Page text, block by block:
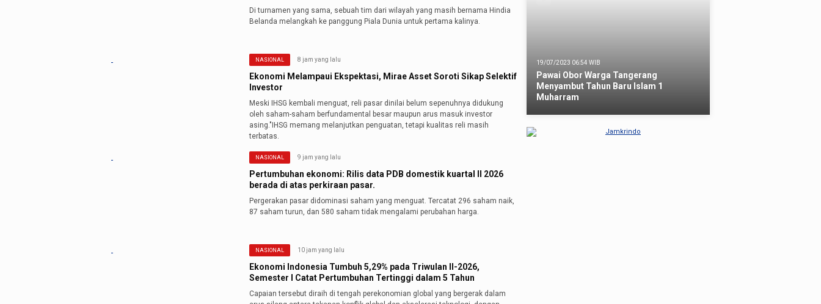
Di turnamen yang sama, sebuah tim dari wilayah yang masih bernama Hindia
Belanda melangkah ke panggung Piala Dunia untuk pertama kalinya.
NASIONAL 8 jam yang lalu
Ekonomi Melampaui Ekspektasi, Mirae Asset Soroti Sikap Selektif
Investor
Meski IHSG kembali menguat, reli pasar dinilai belum sepenuhnya didukung
oleh saham-saham berfundamental besar maupun arus masuk investor
asing."IHSG memang melanjutkan penguatan, tetapi kualitas reli masih
terbatas.
NASIONAL 9 jam yang lalu
Pertumbuhan ekonomi: Rilis data PDB domestik kuartal II 2026
berada di atas perkiraan pasar.
Pergerakan pasar didominasi saham yang menguat. Tercatat 296 saham naik,
87 saham turun, dan 580 saham tidak mengalami perubahan harga.
NASIONAL 10 jam yang lalu
Ekonomi Indonesia Tumbuh 5,29% pada Triwulan II-2026,
Semester I Catat Pertumbuhan Tertinggi dalam 5 Tahun
Capaian tersebut diraih di tengah perekonomian global yang bergerak dalam
19/07/2023 06:54 WIB
Pawai Obor Warga Tangerang
Menyambut Tahun Baru Islam 1
Muharram